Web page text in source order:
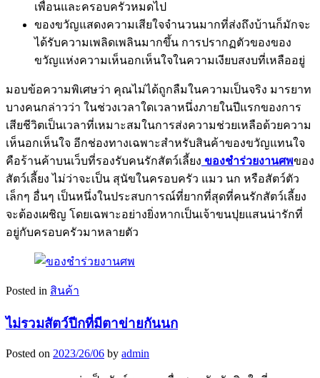
เพื่อนและครอบครัวหมดไป
ของขวัญแสดงความเสียใจจำนวนมากที่ส่งถึงบ้านก็มักจะ
ได้รับความเพลิดเพลินมากขึ้น การปรากฏตัวของของ
ขวัญแห่งความเห็นอกเห็นใจในความเงียบสงบที่เหลืออยู่
มอบข้อความพิเศษว่า คุณไม่ได้ถูกลืมในความเป็นจริง มารยาท
บางคนกล่าวว่า ในช่วงเวลาใดเวลาหนึ่งภายในปีแรกของการ
เสียชีวิตเป็นเวลาที่เหมาะสมในการส่งความช่วยเหลือด้วยความ
เห็นอกเห็นใจ อีกช่องทางเฉพาะสำหรับสินค้าของขวัญแทนใจ
คือร้านค้าบนเว็บที่รองรับคนรักสัตว์เลี้ยง ของชำร่วยงานศพของ
สัตว์เลี้ยง ไม่ว่าจะเป็น สุนัขในครอบครัว แมว นก หรือสัตว์ตัว
เล็กๆ อื่นๆ เป็นหนึ่งในประสบการณ์ที่ยากที่สุดที่คนรักสัตว์เลี้ยง
จะต้องเผชิญ โดยเฉพาะอย่างยิ่งหากเป็นเจ้าขนปุยแสนน่ารักที่
อยู่กับครอบครัวมาหลายตัว
Posted in สินค้า
ไม่รวมสัตว์ปีกที่มีตาข่ายกันนก
Posted on 2023/26/06 by admin